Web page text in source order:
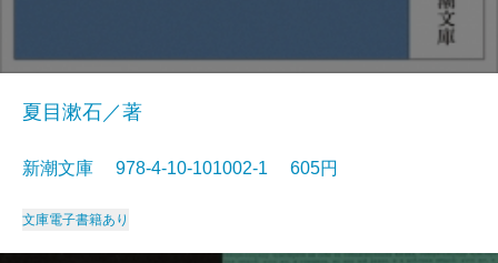
夏目漱石／著
新潮文庫 978-4-10-101002-1 605円
文庫電子書籍あり